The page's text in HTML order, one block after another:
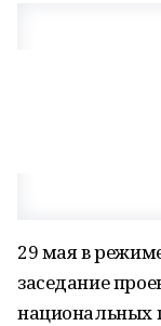
29 мая в
заседание
национальных